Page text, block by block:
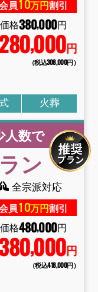
員10万円割引
格380,000円
,000円
（税込308,000円）
火葬
人数で
ン
全宗派対応
員10万円割引
格480,000円
,000円
（税込418,000円）